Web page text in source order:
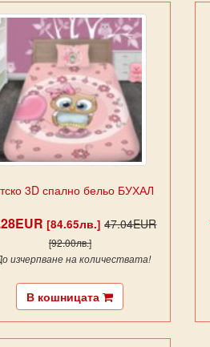
3D спално бельо БУХАЛ
[84.65лв.] 47.04EUR
[92.00лв.]
изчерпване на количествата!
В кошницата